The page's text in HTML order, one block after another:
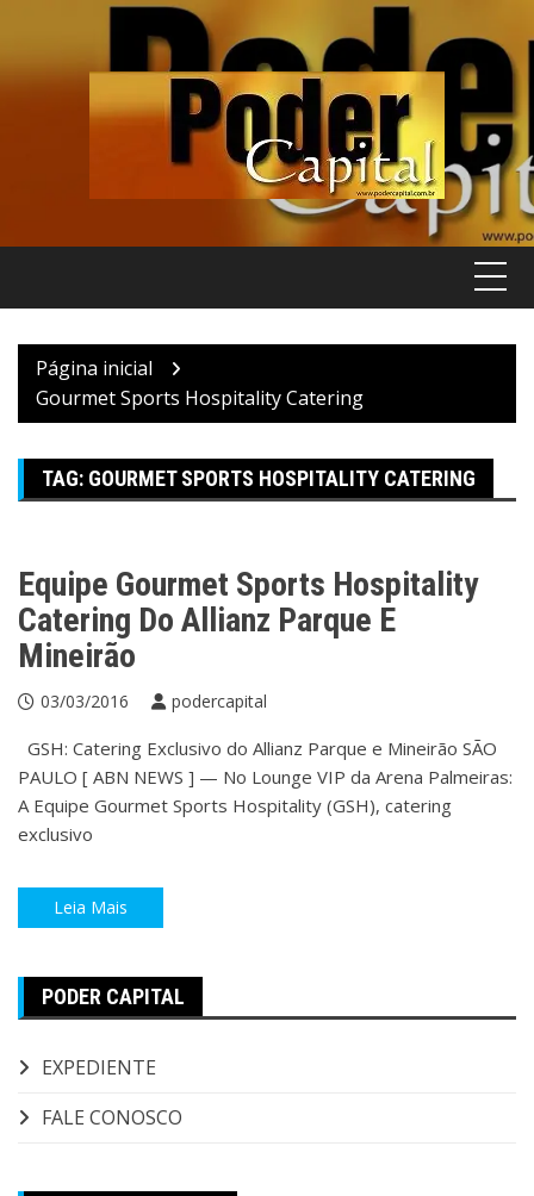
Página inicial
Gourmet Sports Hospitality Catering
TAG: GOURMET SPORTS HOSPITALITY CATERING
Gente & Sociedade Trade
Equipe Gourmet Sports Hospitality
Catering Do Allianz Parque E
Mineirão
03/03/2016 podercapital
GSH: Catering Exclusivo do Allianz Parque e Mineirão SÃO
PAULO [ ABN NEWS ] — No Lounge VIP da Arena Palmeiras:
A Equipe Gourmet Sports Hospitality (GSH), catering
exclusivo
Leia Mais
PODER CAPITAL
EXPEDIENTE
FALE CONOSCO